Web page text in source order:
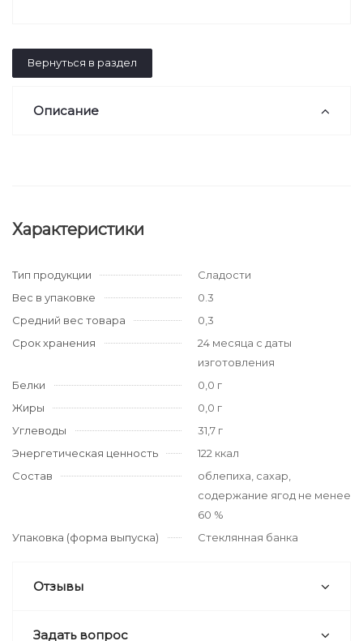
Вернуться в раздел
Описание
Характеристики
Тип продукции
Сладости
Вес в упаковке
0.3
Средний вес товара
0,3
Срок хранения
24 месяца с даты
изготовления
Белки
0,0 г
Жиры
0,0 г
Углеводы
31,7 г
Энергетическая ценность
122 ккал
Состав
облепиха, сахар,
содержание ягод не менее
60 %
Упаковка (форма выпуска)
Стеклянная банка
Отзывы
Задать вопрос